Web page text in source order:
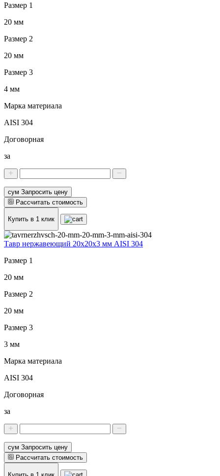
Размер 1
20 мм
Размер 2
20 мм
Размер 3
4 мм
Марка материала
AISI 304
Договорная
за
сум Запросить цену
Рассчитать стоимость
Купить в 1 клик
Тавр нержавеющий 20x20x3 мм AISI 304
Размер 1
20 мм
Размер 2
20 мм
Размер 3
3 мм
Марка материала
AISI 304
Договорная
за
сум Запросить цену
Рассчитать стоимость